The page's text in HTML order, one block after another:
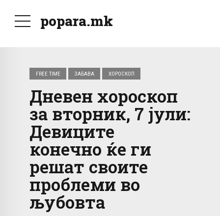
popara.mk
FREE TIME ЗАБАВА ХОРОСКОП
Дневен хороскоп
за вторник, 7 јули:
Девиците
конечно ќе ги
решат своите
проблеми во
љубовта